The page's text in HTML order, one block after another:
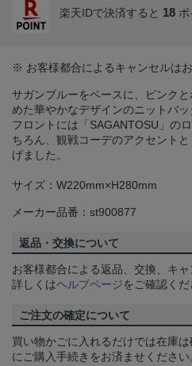
楽天IDで決済すると 18
※ お客様都合によるキャンセルはお
サガンブルーをベースに、ピンク
めた華やかなデザインのニットバッ
フロントには「SAGANTOSU」の
ちろん、観戦コーデのアクセント
げました。
サイズ：W220mm×H280mm
メーカー品番：st900877
返品・交換について
お客様都合による返品、交換、キャ
詳しくはヘルプページをご確認くだ
ご注文の確定について
買い物かごに入れるだけでは在庫
にご購入手続きをお済ませください